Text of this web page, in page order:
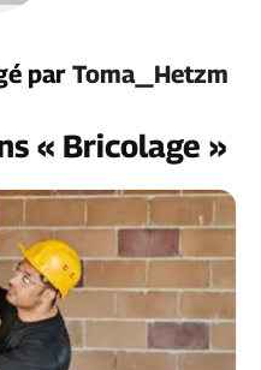
par Toma_Hetzm
« Bricolage »